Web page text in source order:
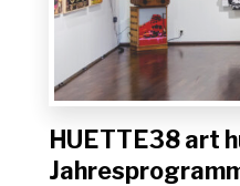
HUETTE38 art